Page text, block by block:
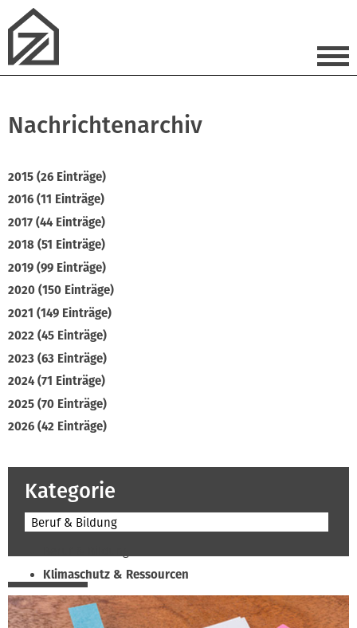
Nachrichtenarchiv
2015 (26 Einträge)
2016 (11 Einträge)
2017 (44 Einträge)
2018 (51 Einträge)
2019 (99 Einträge)
2020 (150 Einträge)
2021 (149 Einträge)
2022 (45 Einträge)
2023 (63 Einträge)
2024 (71 Einträge)
2025 (70 Einträge)
2026 (42 Einträge)
Kategorie
Beruf & Bildung
Klimaschutz & Ressourcen
Normen & Fachregeln
Prävention & Arbeitsschutz